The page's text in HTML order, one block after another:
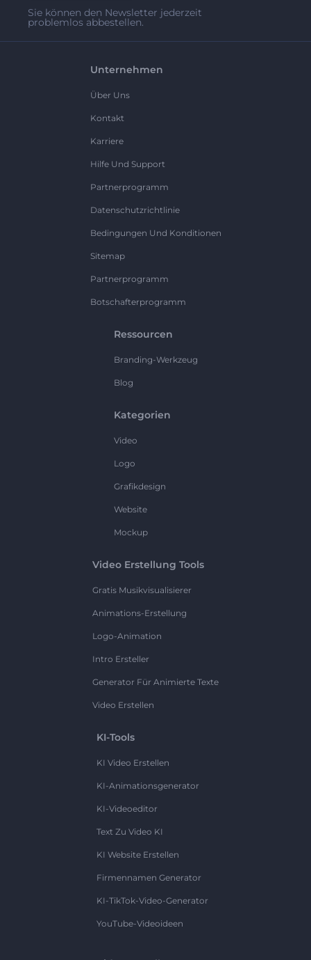
Sie können den Newsletter jederzeit
problemlos abbestellen.
Unternehmen
Über Uns
Kontakt
Karriere
Hilfe Und Support
Partnerprogramm
Datenschutzrichtlinie
Bedingungen Und Konditionen
Sitemap
Partnerprogramm
Botschafterprogramm
Ressourcen
Branding-Werkzeug
Blog
Kategorien
Video
Logo
Grafikdesign
Website
Mockup
Video Erstellung Tools
Gratis Musikvisualisierer
Animations-Erstellung
Logo-Animation
Intro Ersteller
Generator Für Animierte Texte
Video Erstellen
KI-Tools
KI Video Erstellen
KI-Animationsgenerator
KI-Videoeditor
Text Zu Video KI
KI Website Erstellen
Firmennamen Generator
KI-TikTok-Video-Generator
YouTube-Videoideen